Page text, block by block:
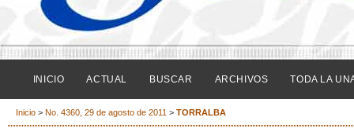
INICIO ACTUAL BUSCAR ARCHIVOS TODA LA
Inicio > No. 4360, 29 de agosto de 2011 > TORRALBA